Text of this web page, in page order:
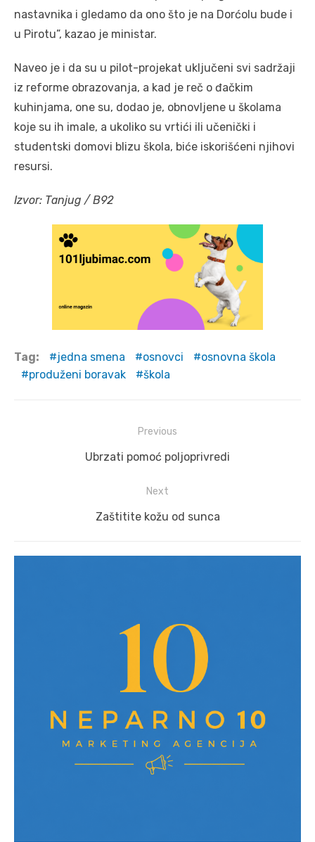
nastavnika i gledamo da ono što je na Dorćolu bude i
u Pirotu”, kazao je ministar.
Naveo je i da su u pilot-projekat uključeni svi sadržaji
iz reforme obrazovanja, a kad je reč o đačkim
kuhinjama, one su, dodao je, obnovljene u školama
koje su ih imale, a ukoliko su vrtići ili učenički i
studentski domovi blizu škola, biće iskorišćeni njihovi
resursi.
Izvor: Tanjug / B92
Tag: jedna smena osnovci
osnovna škola
produženi boravak
škola
navigation
Previous
Previous
Ubrzati pomoć poljoprivredi
Next
Next
Zaštitite kožu od sunca